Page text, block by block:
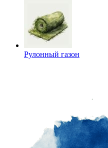
Рулонный газон